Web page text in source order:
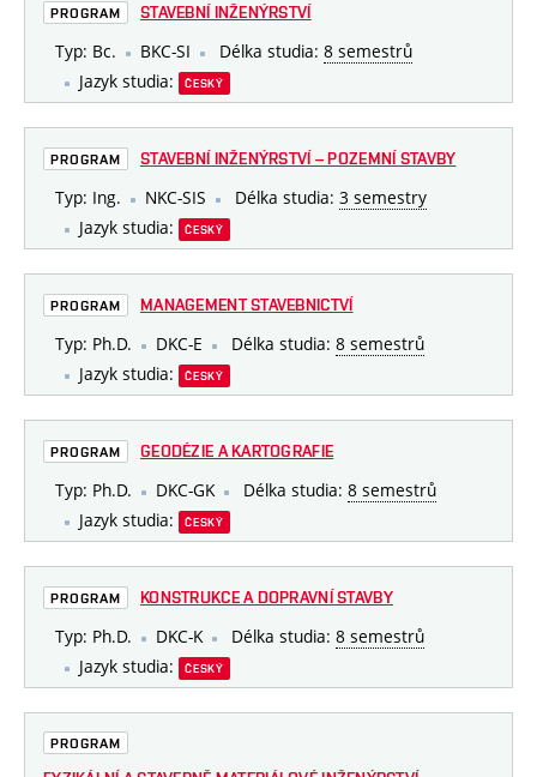
PROGRAM STAVEBNÍ INŽENÝRSTVÍ
Typ: Bc. BKC-SI Délka studia: 8 semestrů
Jazyk studia:
ČESKÝ
PROGRAM STAVEBNÍ INŽENÝRSTVÍ – POZEMNÍ STAVBY
Typ: Ing. NKC-SIS Délka studia: 3 semestry
Jazyk studia:
ČESKÝ
PROGRAM MANAGEMENT STAVEBNICTVÍ
Typ: Ph.D. DKC-E Délka studia: 8 semestrů
Jazyk studia:
ČESKÝ
PROGRAM GEODÉZIE A KARTOGRAFIE
Typ: Ph.D. DKC-GK Délka studia: 8 semestrů
Jazyk studia:
ČESKÝ
PROGRAM KONSTRUKCE A DOPRAVNÍ STAVBY
Typ: Ph.D. DKC-K Délka studia: 8 semestrů
Jazyk studia:
ČESKÝ
PROGRAM